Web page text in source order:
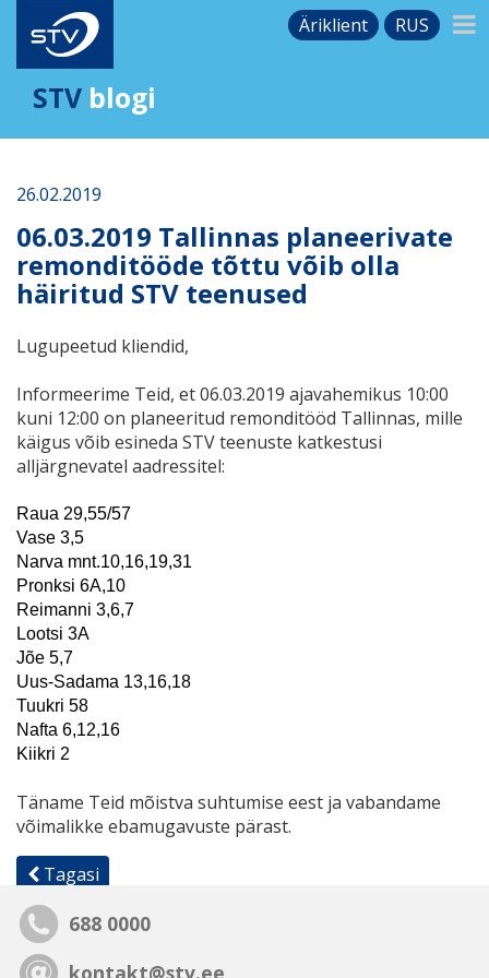
Äriklient RUS
STV blogi
26.02.2019
06.03.2019 Tallinnas planeerivate
remonditööde tõttu võib olla
häiritud STV teenused
Lugupeetud kliendid,
Informeerime Teid, et 06.03.2019 ajavahemikus 10:00
kuni 12:00 on planeeritud remonditööd Tallinnas, mille
käigus võib esineda STV teenuste katkestusi
alljärgnevatel aadressitel:
Raua 29,55/57
Vase 3,5
Narva mnt.10,16,19,31
Pronksi 6A,10
Reimanni 3,6,7
Lootsi 3A
Jõe 5,7
Uus-Sadama 13,16,18
Tuukri 58
Nafta 6,12,16
Kiikri 2
Täname Teid mõistva suhtumise eest ja vabandame
võimalikke ebamugavuste pärast.
Tagasi
688 0000